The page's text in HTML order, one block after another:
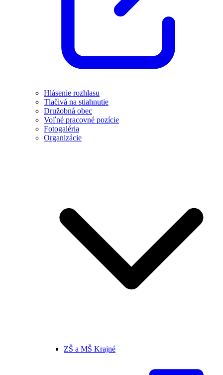
Hlásenie rozhlasu
Tlačivá na stiahnutie
Družobná obec
Voľné pracovné pozície
Fotogaléria
Organizácie
ZŠ a MŠ Krajné